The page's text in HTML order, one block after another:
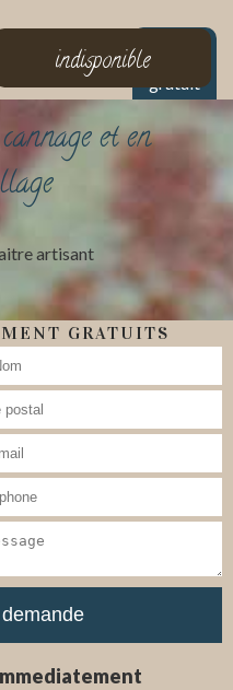
Devis
gratuit
indisponible
et en
GRATUITS